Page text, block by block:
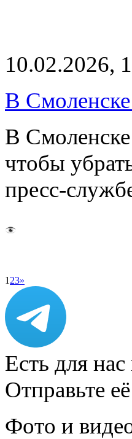
10.02.2026,
В
В Смоленске
чтобы
пресс-
1 23»
Есть для нас
Отправьте
Фото и